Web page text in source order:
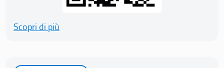
Scopri di più